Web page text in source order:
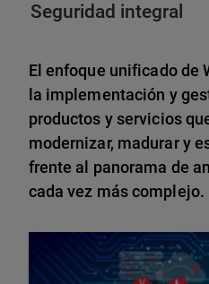
Seguridad integral
El enfoque unificado de
la implementación y
productos y servicios
modernizar, madurar y
frente al panorama de
cada vez más complejo.